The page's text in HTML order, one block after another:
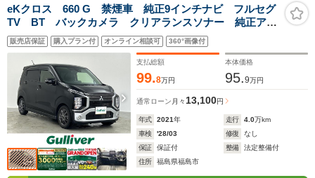
eKクロス 660 G 禁煙車 純正9インチナビ フルセグ
TV BT バックカメラ クリアランスソナー 純正アル
ミ付きサマータイヤ積込 オートハイビーム ステアリ
ングリモコン LEDライト ダウンヒルアシスト スマ
ートキー
販売店保証 購入プラン付 オンライン相談可 360°画像付
支払総額
99.8万円
本体価格
95.9万円
通常ローン 月々 13,100円
年式 2021年 走行 4.0万km
車検
'28/03 修復
なし
保証
保証付 整備
法定整備付
住所
福島県福島市